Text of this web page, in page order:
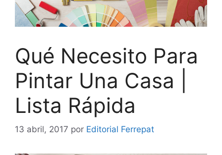
Qué Necesito Para
Pintar Una Casa |
Lista Rápida
13 abril, 2017 por Editorial Ferrepat